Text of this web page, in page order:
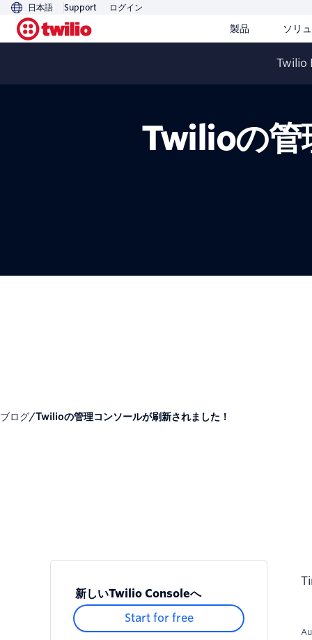
日本語 Support ログイン
製品 ソリ
Twilio
Twilioの管
ブログ/ Twilioの管理コンソールが刷新されました！
新しいTwilio Consoleへ
Start for free